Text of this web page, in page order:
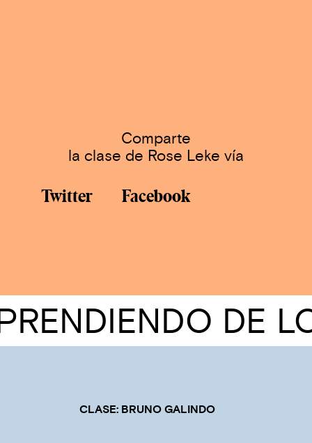
Comparte
la clase de Rose Leke vía
Twitter Facebook
DE
CLASE: BRUNO GALINDO